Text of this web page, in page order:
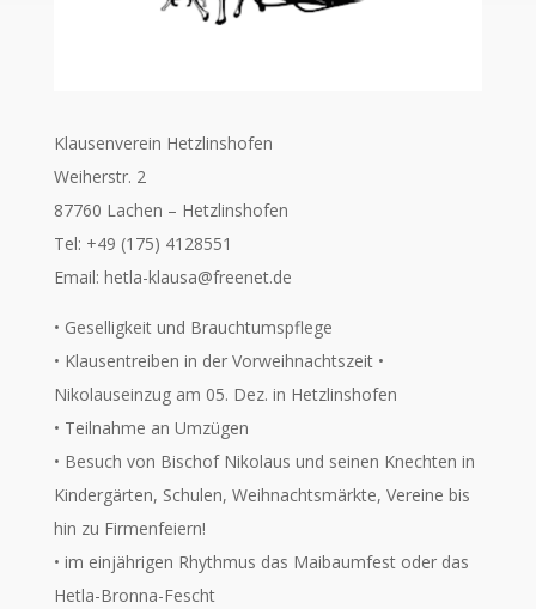
Klausenverein Hetzlinshofen
Weiherstr. 2
87760 Lachen – Hetzlinshofen
Tel: +49 (175) 4128551
Email: hetla-klausa@freenet.de
• Geselligkeit und Brauchtumspflege
• Klausentreiben in der Vorweihnachtszeit •
Nikolauseinzug am 05. Dez. in Hetzlinshofen
• Teilnahme an Umzügen
• Besuch von Bischof Nikolaus und seinen Knechten in
Kindergärten, Schulen, Weihnachtsmärkte, Vereine bis
hin zu Firmenfeiern!
• im einjährigen Rhythmus das Maibaumfest oder das
Hetla-Bronna-Fescht